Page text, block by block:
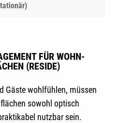
FÜRWOHN-
(RESIDE)
Gäste wohlfühlen, müssen
sowohl optisch
nutzbar sein.